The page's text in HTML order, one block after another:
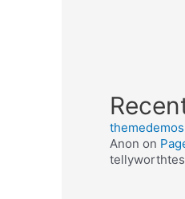
themedemos
Anon on